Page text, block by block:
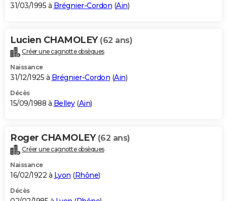
31/03/1995 à Brégnier-Cordon (Ain)
Lucien CHAMOLEY (62 ans)
Créer une cagnotte obsèques
Naissance
31/12/1925 à Brégnier-Cordon (Ain)
Décès
15/09/1988 à Belley(Ain)
Roger CHAMOLEY (62 ans)
Créer une cagnotte obsèques
Naissance
16/02/1922 à Lyon (Rhône)
Décès